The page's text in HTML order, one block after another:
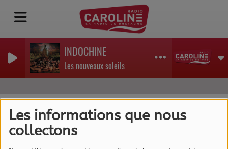
Les informations que nous
collectons
INDOCHINE
Les nouveaux soleils